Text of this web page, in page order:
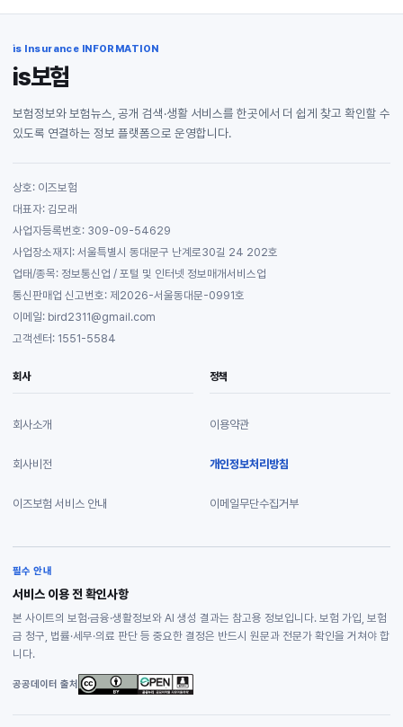
is Insurance INFORMATION
is보험
보험정보와 보험뉴스, 공개 검색·생활 서비스를 한곳에서 더 쉽게 찾고 확인할 수
있도록 연결하는 정보 플랫폼으로 운영합니다.
상호: 이즈보험
대표자: 김모래
사업자등록번호: 309-09-54629
사업장소재지: 서울특별시 동대문구 난계로30길 24 202호
업태/종목: 정보통신업 / 포털 및 인터넷 정보매개서비스업
통신판매업 신고번호: 제2026-서울동대문-0991호
이메일: bird2311@gmail.com
고객센터: 1551-5584
회사
회사소개
회사비전
이즈보험 서비스 안내
정책
이용약관
개인정보처리방침
이메일무단수집거부
필수 안내
서비스 이용 전 확인사항
본 사이트의 보험·금융·생활정보와 AI 생성 결과는 참고용 정보입니다. 보험 가입, 보험
금 청구, 법률·세무·의료 판단 등 중요한 결정은 반드시 원문과 전문가 확인을 거쳐야 합
니다.
공공데이터 출처